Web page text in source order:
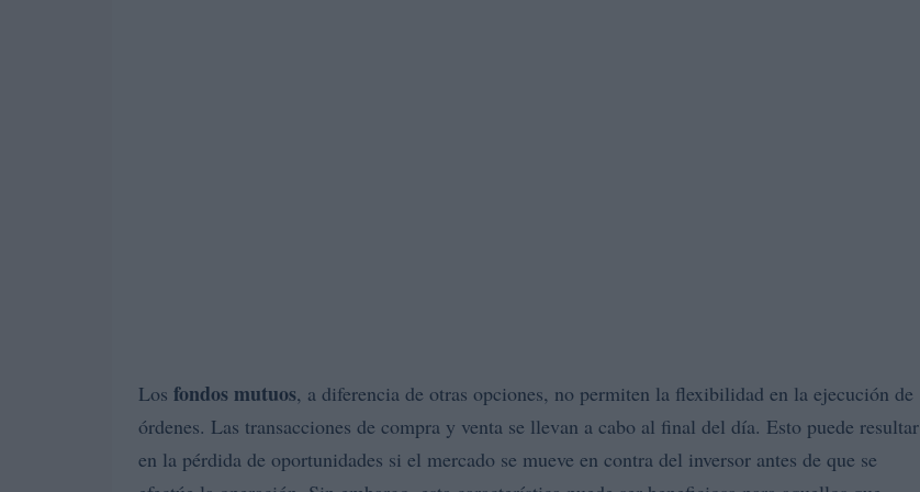
Los fondos mutuos, a diferencia de otras opciones, no permiten la flexibilidad en la ejecución de
órdenes. Las transacciones de compra y venta se llevan a cabo al final del día. Esto puede resultar
en la pérdida de oportunidades si el mercado se mueve en contra del inversor antes de que se